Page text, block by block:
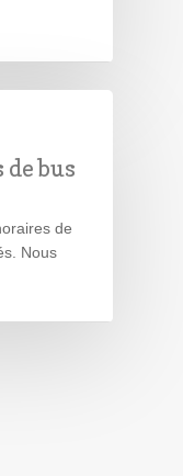
bus
de
Nous